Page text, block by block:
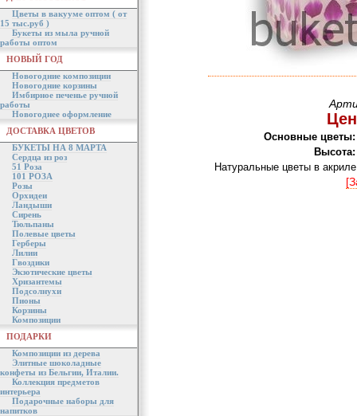
Цветы в вакууме оптом ( от
15 тыс.руб )
Букеты из мыла ручной
работы оптом
НОВЫЙ ГОД
Новогодние композиции
Новогодние корзины
Имбирное печенье ручной
работы
Новогоднее оформление
ДОСТАВКА ЦВЕТОВ
БУКЕТЫ НА 8 МАРТА
Сердца из роз
51 Роза
101 РОЗА
Розы
Орхидеи
Ландыши
Сирень
Тюльпаны
Полевые цветы
Герберы
Лилии
Гвоздики
Экзотические цветы
Хризантемы
Подсолнухи
Пионы
Корзины
Композиции
ПОДАРКИ
Композиции из дерева
Элитные шоколадные
конфеты из Бельгии, Италии.
Коллекция предметов
интерьера
Подарочные наборы для
напитков
Основные цветы:
Высота:
Натуральные цветы в